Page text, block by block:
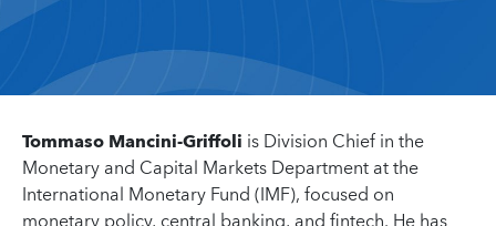
Tommaso Mancini-Griffoli is Division Chief in the
Monetary and Capital Markets Department at the
International Monetary Fund (IMF), focused on